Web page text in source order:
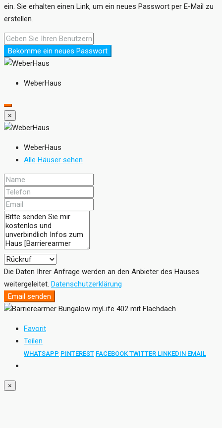
ein. Sie erhalten einen Link, um ein neues Passwort per E-Mail zu
erstellen.
Bekomme ein neues Passwort
WeberHaus
×
WeberHaus
Alle Häuser sehen
Die Daten Ihrer Anfrage werden an den Anbieter des Hauses
weitergeleitet. Datenschutzerklärung
Email senden
Favorit
Teilen
WHATSAPP PINTEREST FACEBOOK TWITTER LINKEDIN EMAIL
×